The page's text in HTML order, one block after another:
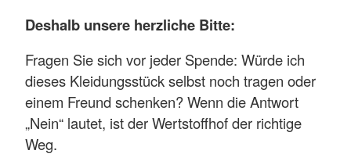
Deshalb unsere herzliche Bitte:
Fragen Sie sich vor jeder Spende: Würde ich
dieses Kleidungsstück selbst noch tragen oder
einem Freund schenken? Wenn die Antwort
„Nein“ lautet, ist der Wertstoffhof der richtige
Weg.